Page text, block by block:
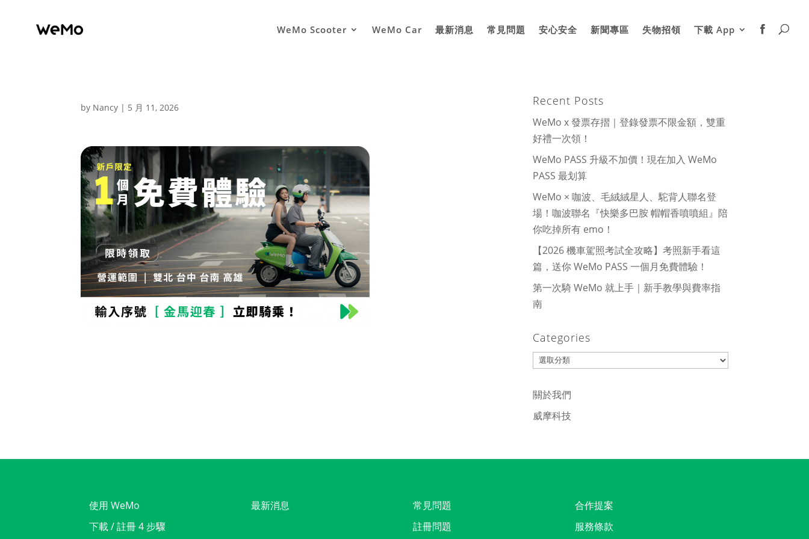
WeMo Scooter WeMo Car 最新消息 常見問題 安心安全 新聞專區 失物招領 下載 App
by Nancy | 5 月 11, 2026 Recent Posts
WeMo x 發票存摺｜登錄發票不限金額，雙重
好禮一次領！
WeMo PASS 升級不加價！現在加入 WeMo
PASS 最划算
WeMo × 咖波、毛絨絨星人、駝背人聯名登
場！咖波聯名『快樂多巴胺 帽帽香噴噴組』陪
你吃掉所有 emo！
【2026 機車駕照考試全攻略】考照新手看這
篇，送你 WeMo PASS 一個月免費體驗！
第一次騎 WeMo 就上手｜新手教學與費率指
南
Categories
Categories
關於我們
威摩科技
使用 WeMo
下載 / 註冊 4 步驟
最新消息
常見問題
註冊問題
合作提案
服務條款